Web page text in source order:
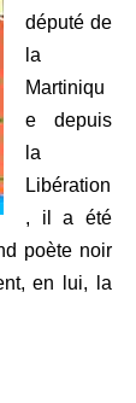
député de
la
Martiniqu
e depuis
la
Libération
, il a été
poète noir
en lui, la